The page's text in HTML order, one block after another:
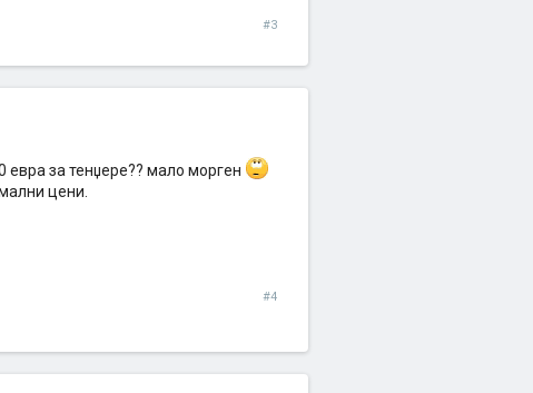
#3
за тенџере?? мало морген
цени.
#4